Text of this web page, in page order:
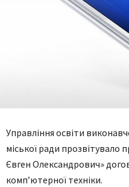
Управління освіти
міської ради прозвітувало
Євген Олександрович»
комп’ютерної техніки.